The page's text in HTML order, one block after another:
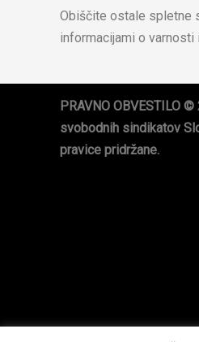
Obiščite ostale spletne
informacijami o varnosti
PRAVNO OBVESTILO
svobodnih sindikatov
pravice pridržane.